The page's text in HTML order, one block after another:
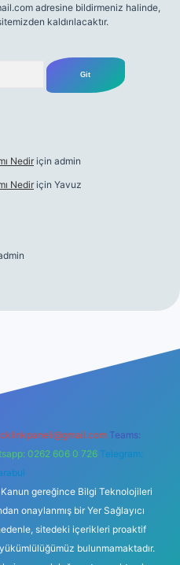
adresine bildirmeniz halinde,
kaldırılacaktır.
Nedir için admin
Nedir için Yavuz
Teams:
0262 606 0 726 Telegram:
Kanun gereğince Bilgi Teknolojileri
onaylanmış bir Yer Sağlayıcı
sitedeki içerikleri proaktif
bulunmamaktadır.